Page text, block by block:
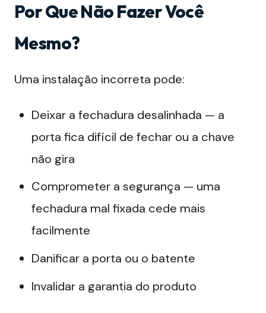
Por Que Não Fazer Você
Mesmo?
Uma instalação incorreta pode:
Deixar a fechadura desalinhada — a
porta fica difícil de fechar ou a chave
não gira
Comprometer a segurança — uma
fechadura mal fixada cede mais
facilmente
Danificar a porta ou o batente
Invalidar a garantia do produto